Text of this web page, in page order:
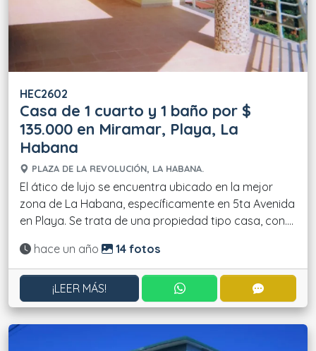
HEC2602
Casa de 1 cuarto y 1 baño por $
135.000 en Miramar, Playa, La
Habana
PLAZA DE LA REVOLUCIÓN, LA HABANA.
El ático de lujo se encuentra ubicado en la mejor
zona de La Habana, específicamente en 5ta Avenida
en Playa. Se trata de una propiedad tipo casa, con....
Actualizado:
hace un año 14 fotos
¡LEER MÁS! CONTACTAR POR